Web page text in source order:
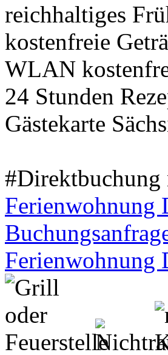
reichhaltiges
kostenfreie
WLAN
24 Stunden
Gästekarte
#Direktbuchung
Ferienwohnung
Ferienwohnung